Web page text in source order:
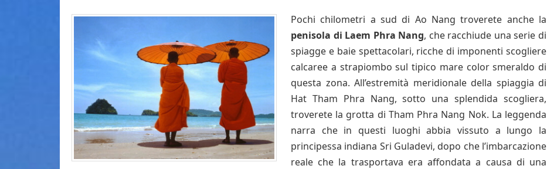
Pochi chilometri a sud di Ao Nang troverete anche la
penisola di Laem Phra Nang, che racchiude una serie di
spiagge e baie spettacolari, ricche di imponenti scogliere
calcaree a strapiombo sul tipico mare color smeraldo di
questa zona. All’estremità meridionale della spiaggia di
Hat Tham Phra Nang, sotto una splendida scogliera,
troverete la grotta di Tham Phra Nang Nok. La leggenda
narra che in questi luoghi abbia vissuto a lungo la
principessa indiana Sri Guladevi, dopo che l’imbarcazione
reale che la trasportava era affondata a causa di una